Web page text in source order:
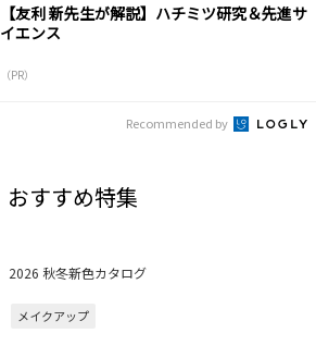
【友利 新先生が解説】ハチミツ研究＆先進サ
イエンス
（PR）
Recommended by
おすすめ特集
2026 秋冬新色カタログ
メイクアップ